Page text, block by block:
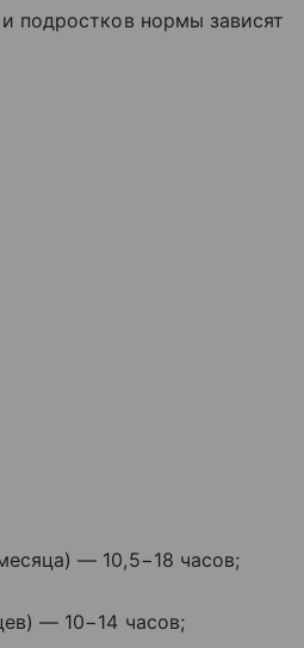
подростков нормы зависят
— 10,5−18 часов;
— 10−14 часов;